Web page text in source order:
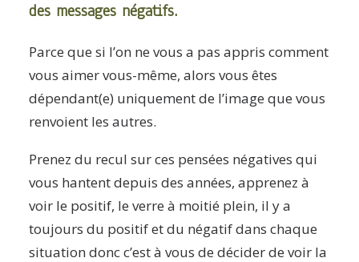
des messages négatifs.
Parce que si l’on ne vous a pas appris comment
vous aimer vous-même, alors vous êtes
dépendant(e) uniquement de l’image que vous
renvoient les autres.
Prenez du recul sur ces pensées négatives qui
vous hantent depuis des années, apprenez à
voir le positif, le verre à moitié plein, il y a
toujours du positif et du négatif dans chaque
situation donc c’est à vous de décider de voir la